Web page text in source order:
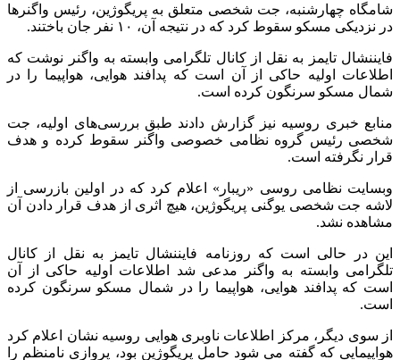
شامگاه چهارشنبه، جت شخصی متعلق به پریگوژین، رئیس واگنرها
در نزدیکی مسکو سقوط کرد که در نتیجه آن، ۱۰ نفر جان باختند.
فایننشال تایمز به نقل از کانال تلگرامی وابسته به واگنر نوشت که
اطلاعات اولیه حاکی از آن است که پدافند هوایی، هواپیما را در
شمال مسکو سرنگون کرده است.
منابع خبری روسیه نیز گزارش دادند طبق بررسی‌های اولیه، جت
شخصی رئیس گروه نظامی خصوصی واگنر سقوط کرده و هدف
قرار نگرفته است.
وبسایت نظامی روسی «ریبار» اعلام کرد که در اولین بازرسی از
لاشه جت شخصی یوگنی پریگوژین، هیچ اثری از هدف قرار دادن آن
مشاهده نشد.
این در حالی است که روزنامه فایننشال تایمز به نقل از کانال
تلگرامی وابسته به واگنر مدعی شد اطلاعات اولیه حاکی از آن
است که پدافند هوایی، هواپیما را در شمال مسکو سرنگون کرده
است.
از سوی دیگر، مرکز اطلاعات ناوبری هوایی روسیه نشان اعلام کرد
هواپیمایی که گفته می شود حامل پریگوژین بود، پروازی نامنظم را